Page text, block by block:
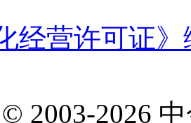
经营许可证
2003-2026